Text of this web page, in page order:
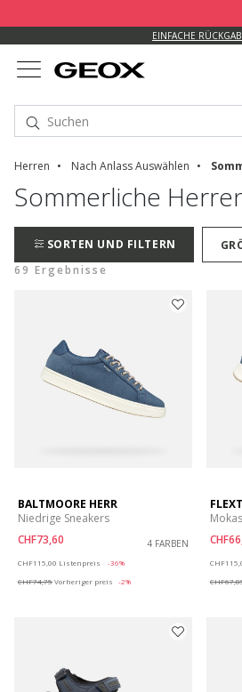
EINFACHE
Herren Nach Anlass Auswählen
Sommerliche
SORTEN UND FILTERN
69 Ergebnisse
BALTMOORE HERR
Niedrige Sneakers
CHF73,60
4 FARBEN
CHF115,00 Listenpreis
-36%
CHF74,75Vorheriger preis -2%